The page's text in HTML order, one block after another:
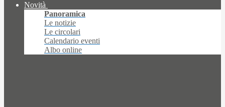
Novità
Panoramica
Le notizie
Le circolari
Calendario eventi
Albo online